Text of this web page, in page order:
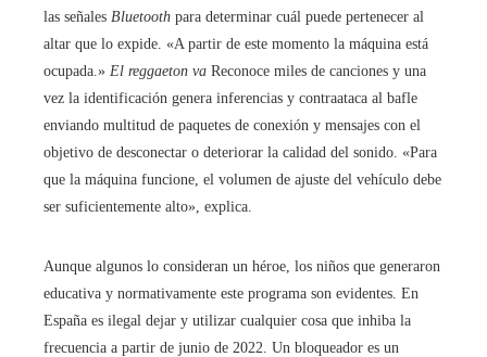
las señales Bluetooth para determinar cuál puede pertenecer al
altar que lo expide. «A partir de este momento la máquina está
ocupada.» El reggaeton va Reconoce miles de canciones y una
vez la identificación genera inferencias y contraataca al bafle
enviando multitud de paquetes de conexión y mensajes con el
objetivo de desconectar o deteriorar la calidad del sonido. «Para
que la máquina funcione, el volumen de ajuste del vehículo debe
ser suficientemente alto», explica.
Aunque algunos lo consideran un héroe, los niños que generaron
educativa y normativamente este programa son evidentes. En
España es ilegal dejar y utilizar cualquier cosa que inhiba la
frecuencia a partir de junio de 2022. Un bloqueador es un